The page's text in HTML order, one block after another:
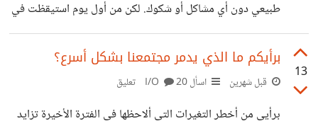
طبيعي دون أي مشاكل أو شكوك. لكن من أول يوم استيقظت في
الصباح لتجد آثار مياه بجانبها على السرير. لم تفهم ما يحدث
وعندما سألت زوجها أخبرها أن المياه وقعت منه. ثم بعد أيام
لاحظت أنه يستيقظ مبكرًا ويغير المفارش قبل أن تدرك الأمر
13
برأيكم ما الذي يدمر مجتمعنا بشكل أسرع؟
قبل شهرين اسأل I/O20 تعليق
برأيي من أخطر التغيرات التي ألاحظها في الفترة الأخيرة تزايد